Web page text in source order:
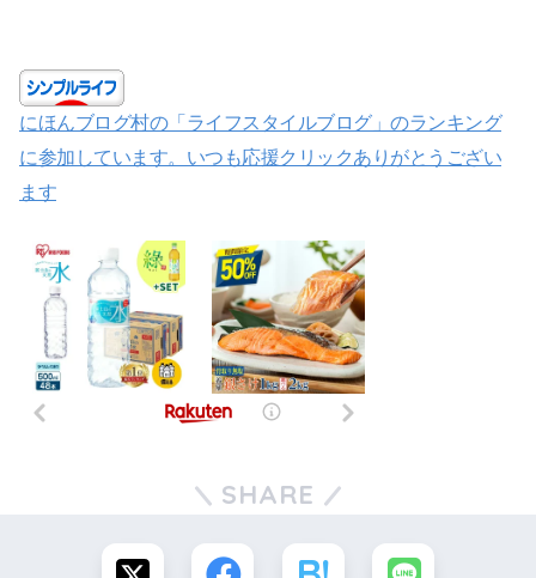
にほんブログ村の「ライフスタイルブログ」のランキング
に参加しています。いつも応援クリックありがとうござい
ます
SHARE